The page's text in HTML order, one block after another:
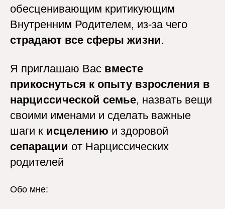
обесценивающим критикующим
Внутренним Родителем, из-за чего
страдают все сферы жизни.
Я приглашаю Вас вместе
прикоснуться к опыту взросления в
нарциссической семье, назвать вещи
своими именами и сделать важные
шаги к исцелению и здоровой
сепарации от Нарциссических
родителей
Обо мне: